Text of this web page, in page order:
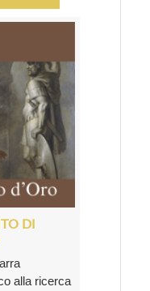
DI
alla ricerca